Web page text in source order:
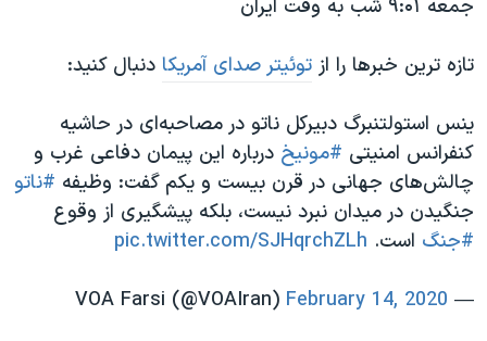
جمعه ۹:۰۱ شب به وقت ایران
تازه ترین خبرها را از توئیتر صدای آمریکا دنبال کنید:
ینس استولتنبرگ دبیرکل ناتو در مصاحبه‌ای در حاشیه
کنفرانس امنیتی #مونیخ درباره این پیمان دفاعی غرب و
چالش‌های جهانی در قرن بیست و یکم گفت: وظیفه #ناتو
جنگیدن در میدان نبرد نیست، بلکه پیشگیری از وقوع
#جنگ است. pic.twitter.com/SJHqrchZLh
— VOA Farsi (@VOAIran)
February 14, 2020